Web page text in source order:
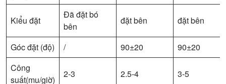
Kiểu đặt
Đã đặt bó
bên
đặt bên đặt bên
Góc đặt (độ) / 90±20
90±20
Công
suất(mu/giờ)
2-3 2.5-4 3-5